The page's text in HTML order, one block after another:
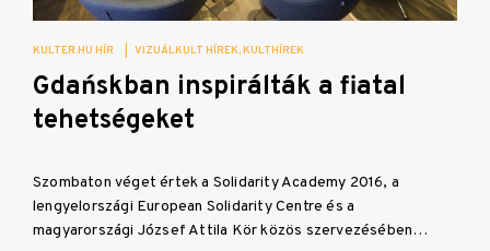
KULTER.HU HÍR VIZUÁLKULT HÍREK KULTHÍREK
Gdańskban inspirálták a fiatal
tehetségeket
Szombaton véget értek a Solidarity Academy 2016, a
lengyelországi European Solidarity Centre és a
magyarországi József Attila Kör közös szervezésében…